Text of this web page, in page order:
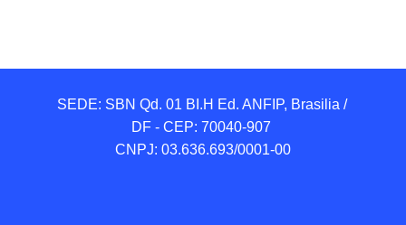
SEDE: SBN Qd. 01 BI.H Ed. ANFIP, Brasilia /
DF - CEP: 70040-907
CNPJ: 03.636.693/0001-00